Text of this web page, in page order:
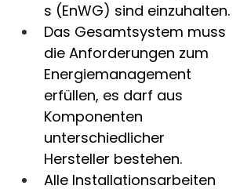
s (EnWG) sind einzuhalten.
Das Gesamtsystem muss
die Anforderungen zum
Energiemanagement
erfüllen, es darf aus
Komponenten
unterschiedlicher
Hersteller bestehen.
Alle Installationsarbeiten